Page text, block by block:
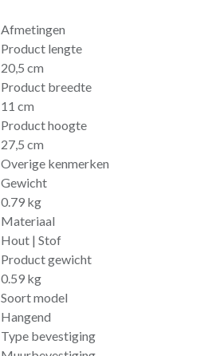
Afmetingen
Product lengte
20,5 cm
Product breedte
11 cm
Product hoogte
27,5 cm
Overige kenmerken
Gewicht
0.79 kg
Materiaal
Hout | Stof
Product gewicht
0.59 kg
Soort model
Hangend
Type bevestiging